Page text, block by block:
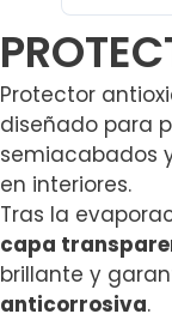
Protector
diseñado para
semiacabados
en interiores.
Tras la
capa
brillante y
anticorrosiva.